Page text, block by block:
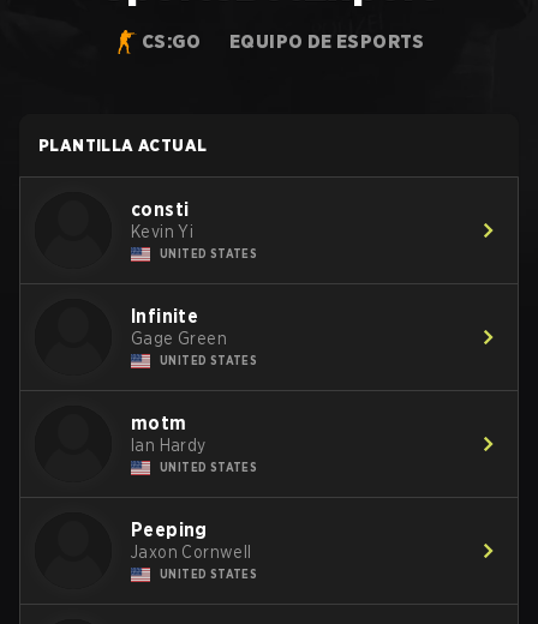
CS:GO EQUIPO DE ESPORTS
PLANTILLA ACTUAL
consti
Kevin Yi
UNITED STATES
Infinite
Gage Green
UNITED STATES
motm
Ian Hardy
UNITED STATES
Peeping
Jaxon Cornwell
UNITED STATES